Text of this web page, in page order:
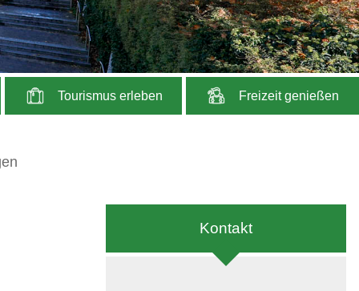
Tourismus erleben Freizeit genießen
Kontakt